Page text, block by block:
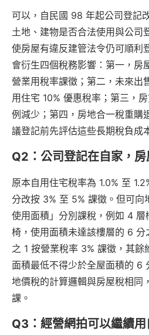
可以，自民國 98 年起公司登記
土地、建物是否合法使用與公司
使房屋有違反建管法令仍可順利
會衍生四個稅務影響：第一，房
營業用稅率課徵；第二，未來出
用住宅 10% 優惠稅率；第三，
例減少；第四，房地合一稅重購
議登記前先評估這些長期稅負成
Q2：公司登記在自家，房
原本自用住宅稅率為 1.0% 至
分改按 3% 至 5% 課徵。但可向
使用面積」分別課稅，例如 4
椅，使用面積未達該樓層的 6
之 1 按營業稅率 3% 課徵，其餘
面積最低不得少於全屋面積的 6
地價稅的計算邏輯與房屋稅相同
課。
Q3：經營網拍可以繼續用